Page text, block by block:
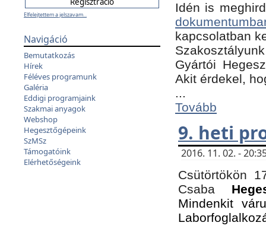
Elfelejtettem a jelszavam...
Navigáció
Bemutatkozás
Hírek
Féléves programunk
Galéria
Eddigi programjaink
Szakmai anyagok
Webshop
Hegesztőgépeink
SzMSz
Támogatóink
Elérhetőségeink
Idén is
kapcsolatban
Gyártói
Akit érdekel,
...
Tovább
9. heti
2016. 11. 02. -
Csütörtökön
Csaba
Mindenkit